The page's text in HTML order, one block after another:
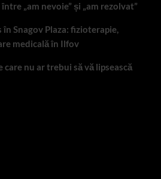
„am nevoie” și „am rezolvat”
Snagov Plaza: fizioterapie,
medicală în Ilfov
nu ar trebui să vă lipsească